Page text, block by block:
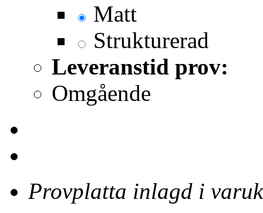
Matt
Strukturerad
Leveranstid prov:
Omgående
Provplatta inlagd i